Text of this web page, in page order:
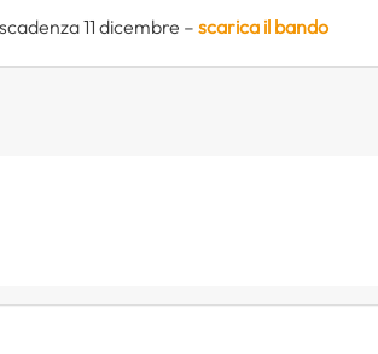
11 dicembre –scarica il bando